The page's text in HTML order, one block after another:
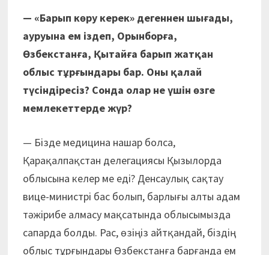
— «Барып көру керек» дегеннен шығады,
ауруына ем іздеп, Орынборға,
Өзбекстанға, Қытайға барып жатқан
облыс тұрғындары бар. Оны қалай
түсіндіресіз? Сонда олар не үшін өзге
мемлекеттерде жүр?
— Бізде медицина нашар болса,
Қарақалпақстан делегациясы Қызылорда
облысына келер ме еді? Денсаулық сақтау
вице-министрі бас болып, барлығы алты адам
тәжірибе алмасу мақсатында облысымызда
сапарда болды. Рас, өзіңіз айтқандай, біздің
облыс тұрғындары Өзбекстанға барғанда ем